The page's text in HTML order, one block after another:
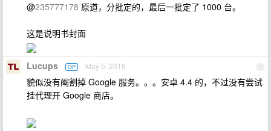
@235777178 原道，分批定的，最后一批定了 1000 台。
这是说明书封面
7
Lucups OP May 5, 2016
貌似没有阉割掉 Google 服务。。。安卓 4.4 的，不过没有尝试
挂代理开 Google 商店。